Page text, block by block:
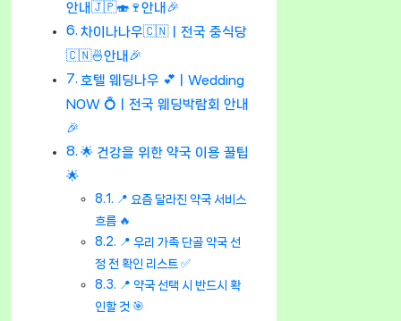
안내🇯🇵🍣🍷안내🎉
차이나나우🇨🇳ㅣ전국 중식당
🇨🇳🍜안내🎉
호텔 웨딩나우 💕ㅣWedding
NOW 💍ㅣ전국 웨딩박람회 안내
🎉
🌟 건강을 위한 약국 이용 꿀팁
🌟
📍 요즘 달라진 약국 서비스
흐름 🔥
📍 우리 가족 단골 약국 선
정 전 확인 리스트 ✅
📍 약국 선택 시 반드시 확
인할 것 🎯